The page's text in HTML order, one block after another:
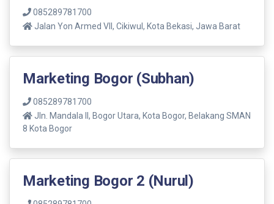
085289781700
Jalan Yon Armed VII, Cikiwul, Kota Bekasi, Jawa Barat
Marketing Bogor (Subhan)
085289781700
Jln. Mandala ll, Bogor Utara, Kota Bogor, Belakang SMAN
8 Kota Bogor
Marketing Bogor 2 (Nurul)